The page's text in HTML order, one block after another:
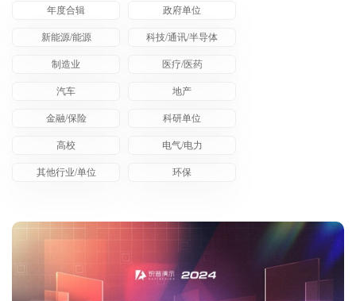
年度合辑 政府单位
新能源/能源 科技/通讯/半导体
制造业 医疗/医药
汽车 地产
金融/保险 科研单位
高校 电气/电力
其他行业/单位 环保